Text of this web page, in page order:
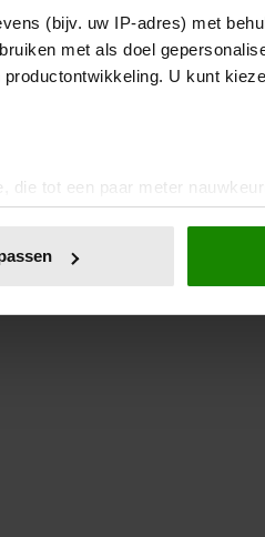
(bijv. uw IP-adres) met
met als doel
U kunt
die tot een paar meter
specifieke eigenschappen
om functies voor social
uw gebruik van onze site met